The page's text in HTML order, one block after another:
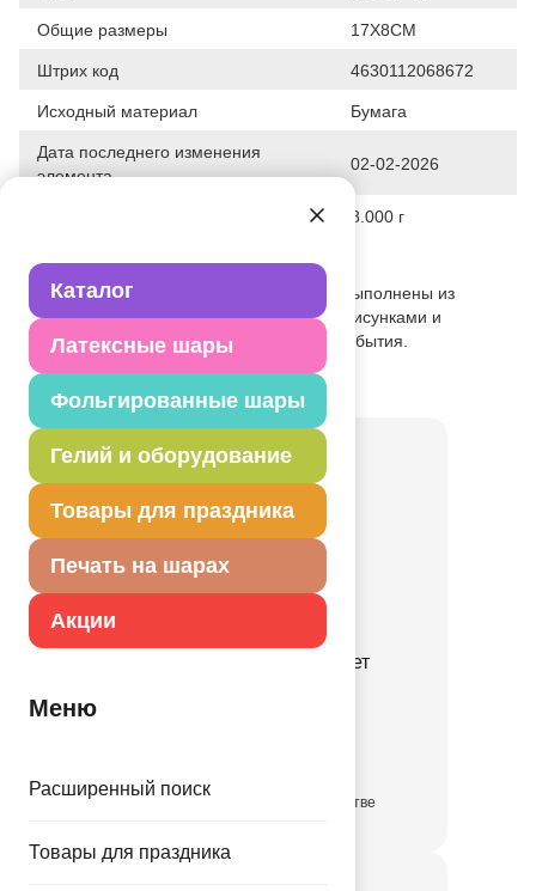
Каталог
Латексные шары
Фольгированные шары
Гелий и оборудование
Товары для праздника
Печать на шарах
Акции
Меню
Расширенный поиск
Товары для праздника
Общие размеры 17Х8СМ
Штрих код 4630112068672
Исходный материал Бумага
Дата последнего изменения
элемента
02-02-2026
8.000 г
Описание товара
Поздравительные конверты для денег выполнены из
плотной бумаги с яркими различными рисунками и
надписями для любого праздничного события.
Товар из раздела
Конверт д/денег Совет
в достаточном количестве